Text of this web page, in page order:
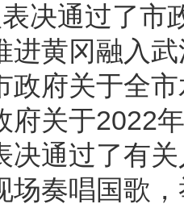
通过了市
进黄冈融入
政府关于全
府关于2022
决通过了有
场奏唱国歌